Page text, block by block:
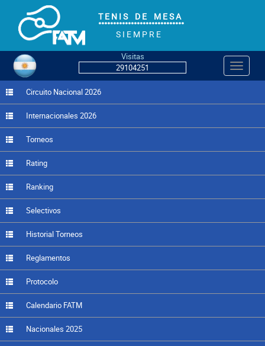
T E N I S D E M E S A
°°°°°°°°°°°°°°°°°°°°°°°°°°°°°
S I E M P R E
Visitas
29104251
Circuito Nacional 2026
Internacionales 2026
Torneos
Rating
Ranking
Selectivos
Historial Torneos
Reglamentos
Protocolo
Calendario FATM
Nacionales 2025